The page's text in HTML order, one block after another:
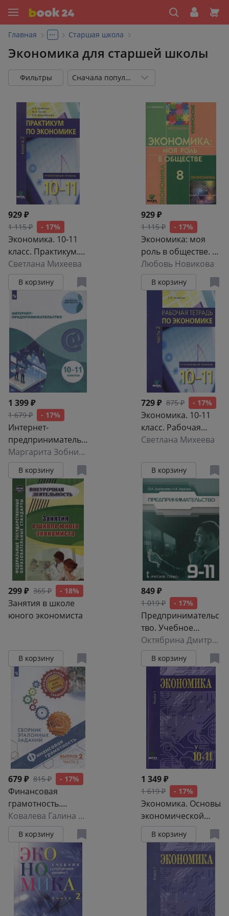
Главная ... Старшая школа
Экономика для старшей школы
Фильтры Сначала популярные
929 ₽
1 115 ₽ - 17%
Экономика. 10-11
класс. Практикум.
Книга 2.
Углублённый
уровень
Светлана Михеева
В корзину
929 ₽
1 115 ₽ - 17%
Экономика: моя
роль в обществе. 8
класс. Учебное
пособие
Любовь Новикова
В корзину
1 399 ₽
1 679 ₽ - 17%
Интернет-
предпринимательс
тво. 10–11 классы.
Учебное пособие
Маргарита Зобнина
В корзину
729 ₽ 875 ₽ - 17%
Экономика. 10-11
класс. Рабочая
тетрадь. Часть 2.
уровень
Светлана Михеева
В корзину
299 ₽ 365 ₽ - 18%
Занятия в школе
юного экономиста
В корзину
849 ₽
1 019 ₽ - 17%
Предпринимательс
тво. Учебное
пособие для 9-11
классов
общеобразователь
ных организаций
Октябрина Дмитриева
В корзину
679 ₽ 815 ₽ - 17%
Финансовая
грамотность.
Сборник эталонных
заданий. Выпуск 2.
Учебное пособие.
В двух частях. Часть
Ковалева Галина Сергеевна Елена Рутковская
В корзину
1 349 ₽
1 619 ₽ - 17%
Экономика. Основы
экономической
теории. Учебник
для 10-11 классов
общеобразователь
ных организаций.
Углубленный
В корзину